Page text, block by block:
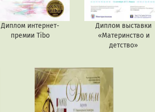
Диплом интернет-
премии Tibo
Диплом выставки
«Материнство и
детство»